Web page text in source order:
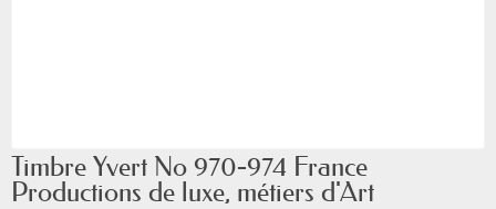
Timbre Yvert No 970-974 France
Productions de luxe, métiers d'Art